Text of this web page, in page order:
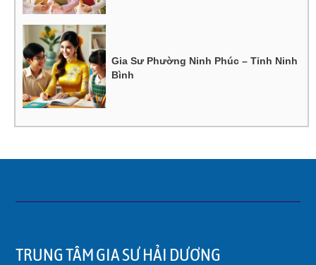
Gia Sư Phường Ninh Phúc – Tỉnh Ninh
Bình
TRUNG TÂM GIA SƯ HẢI DƯƠNG